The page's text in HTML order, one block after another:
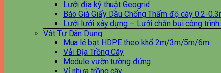
Lưới địa kỹ thuật Geogrid
Báo Giá Giấy Dầu Chống Thấm độ dày 0.2-
Lưới lưới xây dựng – Lưới chắn bụi công trình
Vật Tư Dân Dụng
Mua lẻ bạt HDPE theo khổ 2m/3m/5m/6m
Vải Địa Trồng Cây
Module vườn tường đứng
Vỉ nhựa trồng cây